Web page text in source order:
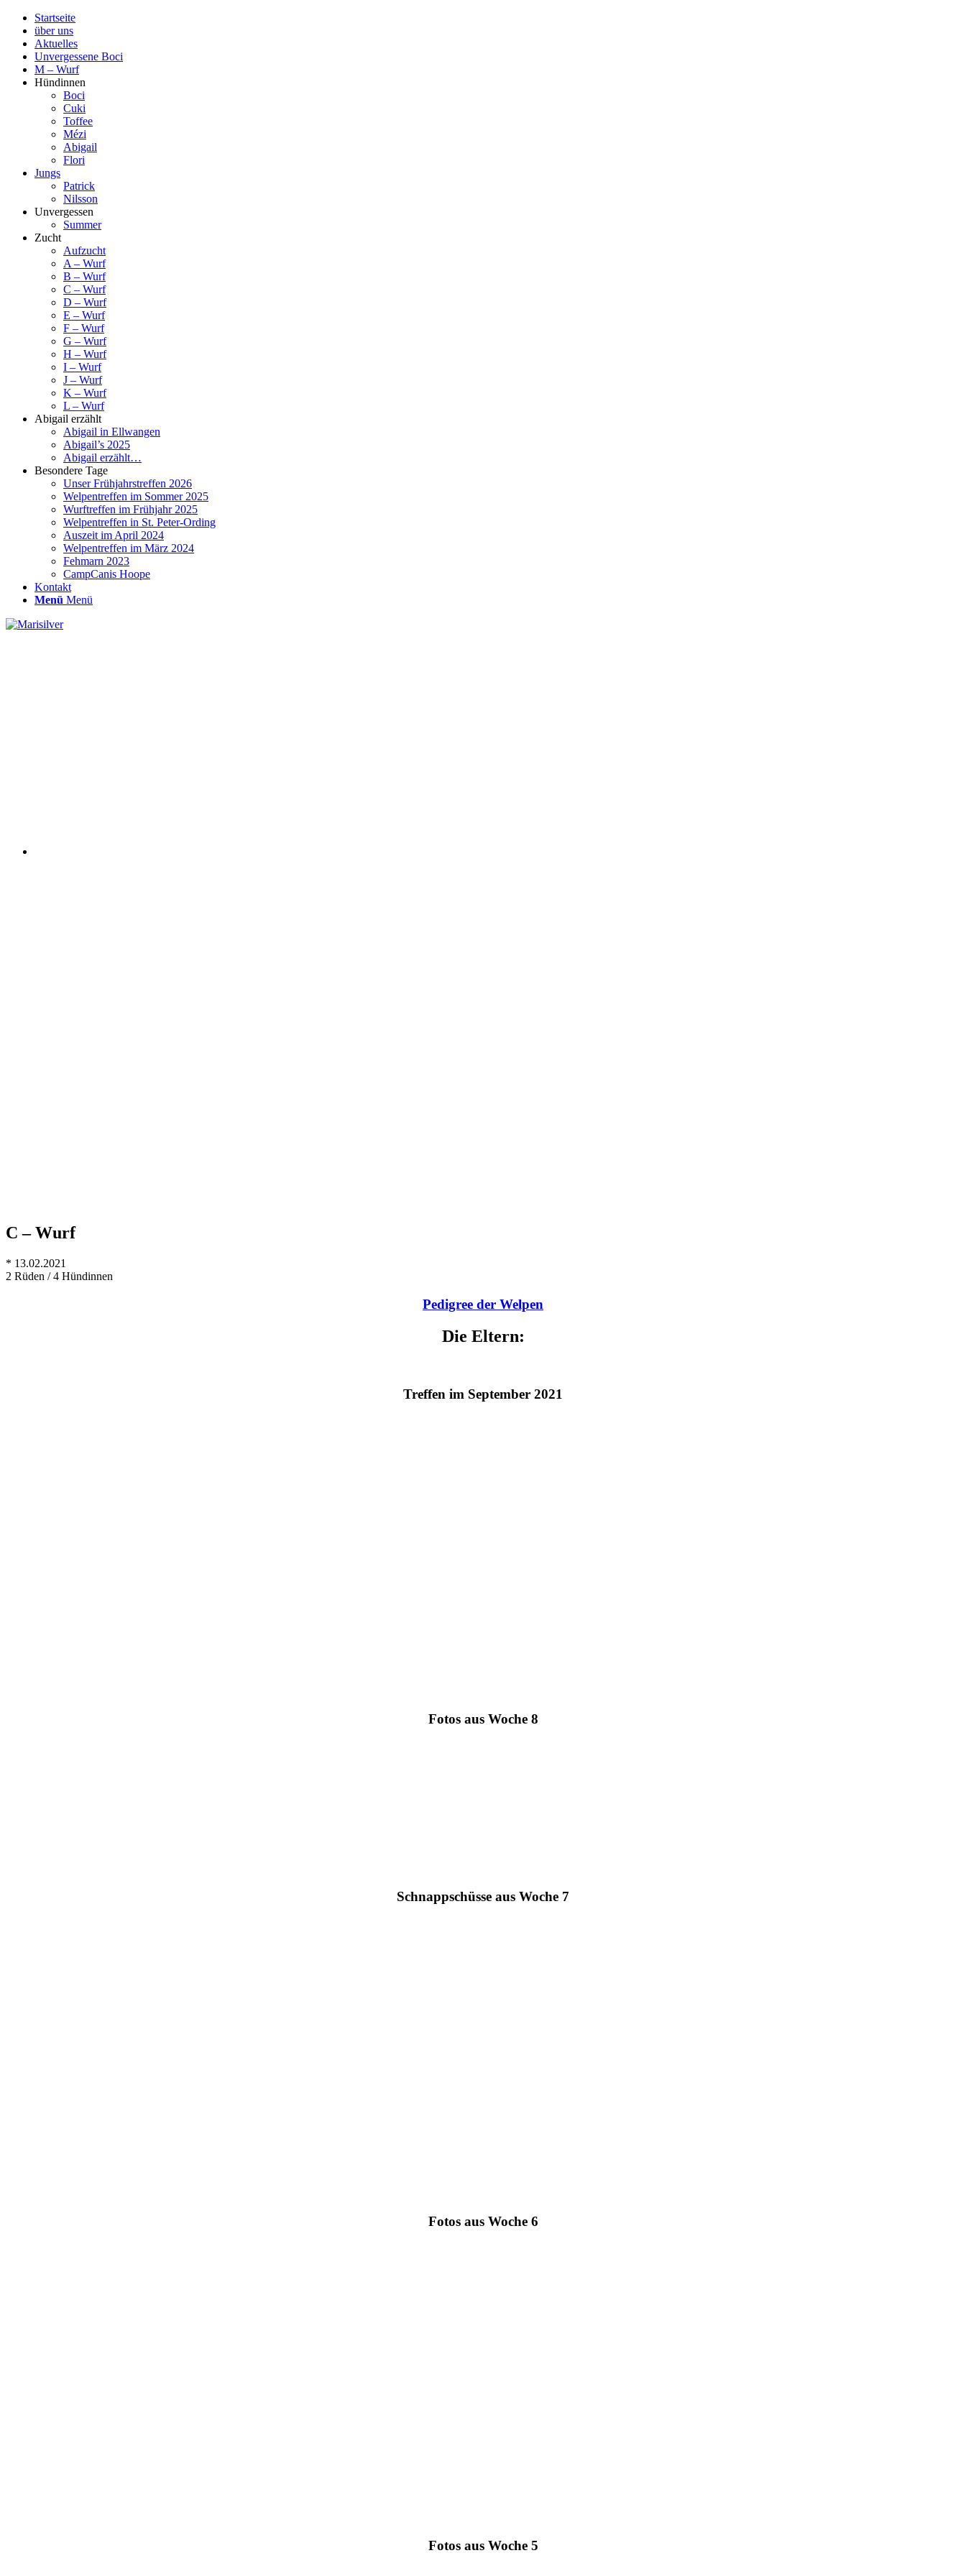
Startseite
über uns
Aktuelles
Unvergessene Boci
M – Wurf
Hündinnen
Boci
Cuki
Toffee
Mézi
Abigail
Flori
Jungs
Patrick
Nilsson
Unvergessen
Summer
Zucht
Aufzucht
A – Wurf
B – Wurf
C – Wurf
D – Wurf
E – Wurf
F – Wurf
G – Wurf
H – Wurf
I – Wurf
J – Wurf
K – Wurf
L – Wurf
Abigail erzählt
Abigail in Ellwangen
Abigail’s 2025
Abigail erzählt…
Besondere Tage
Unser Frühjahrstreffen 2026
Welpentreffen im Sommer 2025
Wurftreffen im Frühjahr 2025
Welpentreffen in St. Peter-Ording
Auszeit im April 2024
Welpentreffen im März 2024
Fehmarn 2023
CampCanis Hoope
Kontakt
Menü Menü
C – Wurf
* 13.02.2021
2 Rüden / 4 Hündinnen
Pedigree der Welpen
Die Eltern:
Treffen im September 2021
Fotos aus Woche 8
Schnappschüsse aus Woche 7
Fotos aus Woche 6
Fotos aus Woche 5